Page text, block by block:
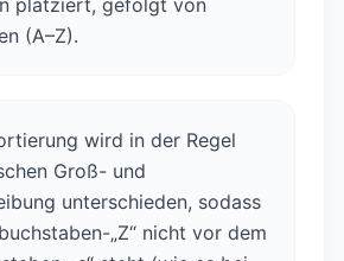
platziert, gefolgt von
(A–Z).
wird in der Regel
Groß- und
unterschieden, sodass
„Z“ nicht vor dem